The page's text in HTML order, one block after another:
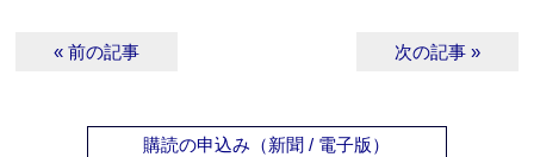
« 前の記事 次の記事 »
購読の申込み（新聞 / 電子版）